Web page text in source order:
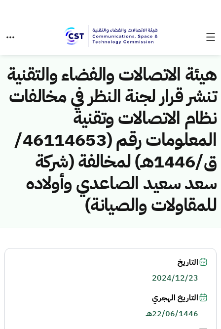
هيئة الاتصالات والفضاء والتقنية
تنشر قرار لجنة النظر في مخالفات
نظام الاتصالات وتقنية
المعلومات رقم (46114653/
ق/1446هـ) لمخالفة (شركة
سعد سعيد الصاعدي وأولاده
للمقاولات والصيانة)
التاريخ
2024/12/23
التاريخ الهجري
22/06/1446هـ